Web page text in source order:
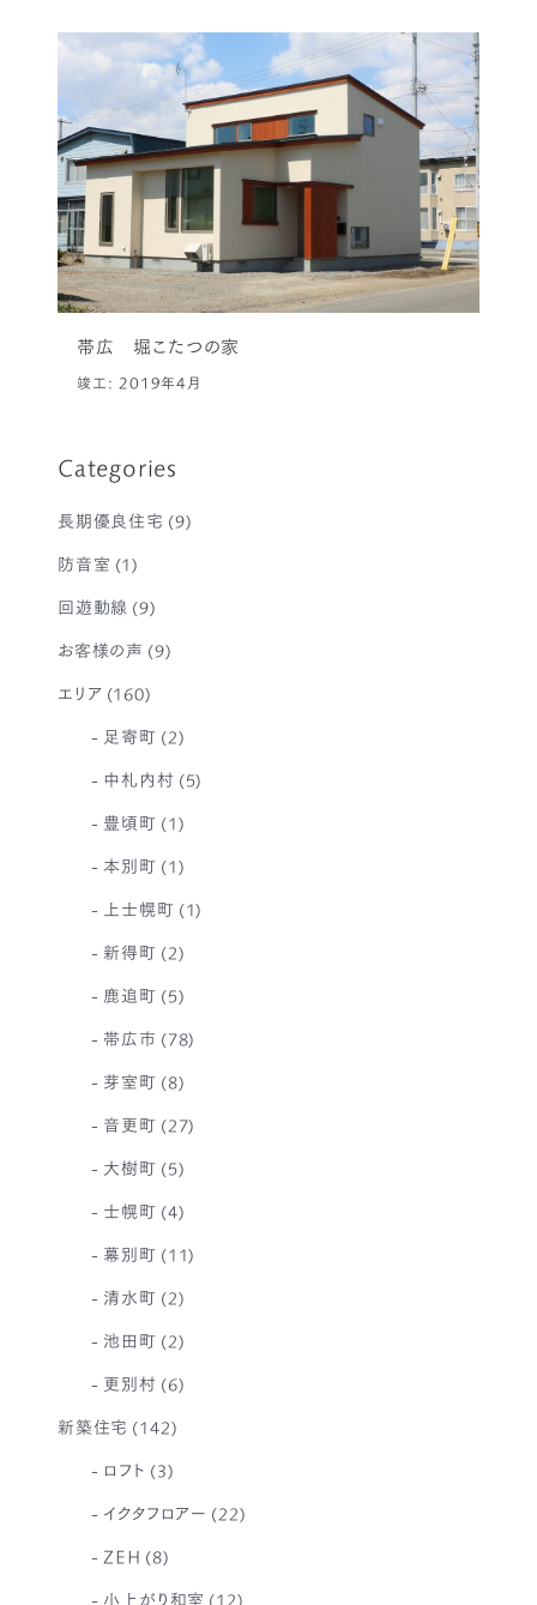
帯広 堀こたつの家
竣工: 2019年4月
Categories
長期優良住宅 (9)
防音室 (1)
回遊動線 (9)
お客様の声 (9)
エリア (160)
足寄町 (2)
中札内村 (5)
豊頃町 (1)
本別町 (1)
上士幌町 (1)
新得町 (2)
鹿追町 (5)
帯広市 (78)
芽室町 (8)
音更町 (27)
大樹町 (5)
士幌町 (4)
幕別町 (11)
清水町 (2)
池田町 (2)
更別村 (6)
新築住宅 (142)
ロフト (3)
イクタフロアー (22)
ZEH (8)
小上がり和室 (12)